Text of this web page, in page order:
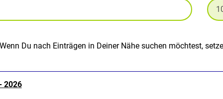
Du nach Einträgen in Deiner Nähe suchen möchtest,
2026